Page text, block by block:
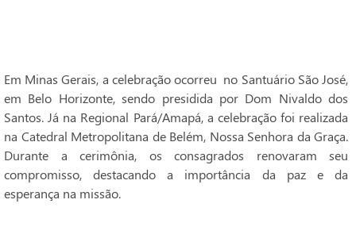
Em Minas Gerais, a celebração ocorreu no Santuário São José,
em Belo Horizonte, sendo presidida por Dom Nivaldo dos
Santos. Já na Regional Pará/Amapá, a celebração foi realizada
na Catedral Metropolitana de Belém, Nossa Senhora da Graça.
Durante a cerimônia, os consagrados renovaram seu
compromisso, destacando a importância da paz e da
esperança na missão.